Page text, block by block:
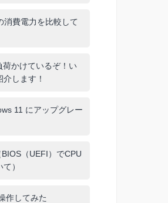
消費電力を比較して
かけているぞ！い
します！
11 にアップグレー
（UEFI）でCPU
）
作してみた